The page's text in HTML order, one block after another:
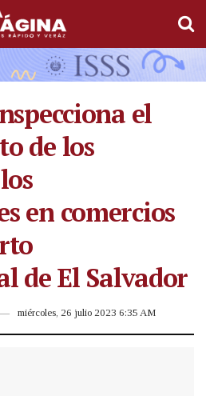
el
de los
en comercios
de El Salvador
miércoles, 26 julio 2023 6:35 AM